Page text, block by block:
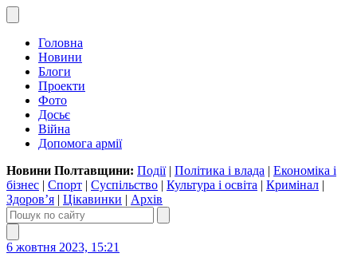
Головна
Новини
Блоги
Проекти
Фото
Досьє
Війна
Допомога армії
Новини Полтавщини: Події| Політика і влада | Економіка і
бізнес | Спорт | Суспільство | Культура і освіта | Кримінал |
Здоров’я | Цікавинки | Архів
6 жовтня 2023, 15:21